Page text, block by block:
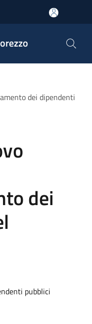
dei dipendenti
dei
pubblici